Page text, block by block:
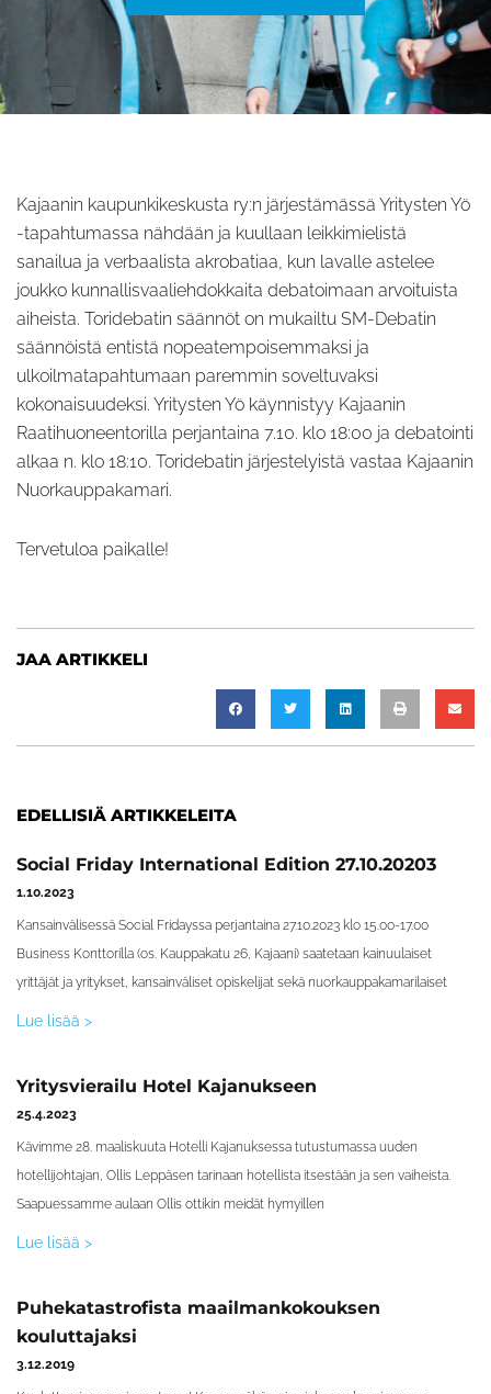
Kajaanin kaupunkikeskusta ry:n järjestämässä Yritysten Yö
-tapahtumassa nähdään ja kuullaan leikkimielistä
sanailua ja verbaalista akrobatiaa, kun lavalle astelee
joukko kunnallisvaaliehdokkaita debatoimaan arvoituista
aiheista. Toridebatin säännöt on mukailtu SM-Debatin
säännöistä entistä nopeatempoisemmaksi ja
ulkoilmatapahtumaan paremmin soveltuvaksi
kokonaisuudeksi. Yritysten Yö käynnistyy Kajaanin
Raatihuoneentorilla perjantaina 7.10. klo 18:00 ja debatointi
alkaa n. klo 18:10. Toridebatin järjestelyistä vastaa Kajaanin
Nuorkauppakamari.
Tervetuloa paikalle!
JAA ARTIKKELI
EDELLISIÄ ARTIKKELEITA
Social Friday International Edition 27.10.20203
1.10.2023
Kansainvälisessä Social Fridayssa perjantaina 27.10.2023 klo 15.00-17.00
Business Konttorilla (os. Kauppakatu 26, Kajaani) saatetaan kainuulaiset
yrittäjät ja yritykset, kansainväliset opiskelijat sekä nuorkauppakamarilaiset
Lue lisää >
Yritysvierailu Hotel Kajanukseen
25.4.2023
Kävimme 28. maaliskuuta Hotelli Kajanuksessa tutustumassa uuden
hotellijohtajan, Ollis Leppäsen tarinaan hotellista itsestään ja sen vaiheista.
Saapuessamme aulaan Ollis ottikin meidät hymyillen
Lue lisää >
Puhekatastrofista maailmankokouksen
kouluttajaksi
3.12.2019